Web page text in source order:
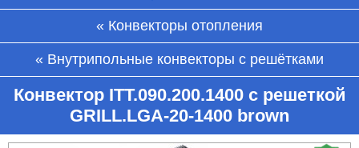
Конвекторы отопления
Внутрипольные конвекторы с решётками
Конвектор ITT.090.200.1400 с решеткой
GRILL.LGA-20-1400 brown